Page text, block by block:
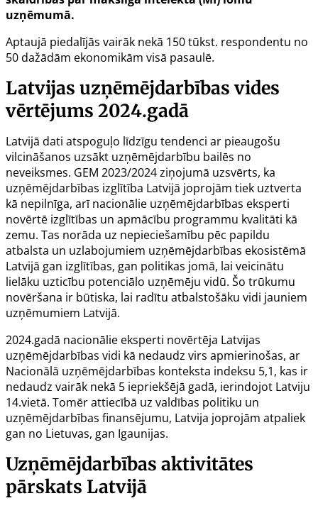
uzņēmumā.
Aptaujā piedalījās vairāk nekā 150 tūkst. respondentu no
50 dažādām ekonomikām visā pasaulē.
Latvijas uzņēmējdarbības vides
vērtējums 2024.gadā
Latvijā dati atspoguļo līdzīgu tendenci ar pieaugošu
vilcināšanos uzsākt uzņēmējdarbību bailēs no
neveiksmes. GEM 2023/2024 ziņojumā uzsvērts, ka
uzņēmējdarbības izglītība Latvijā joprojām tiek uztverta
kā nepilnīga, arī nacionālie uzņēmējdarbības eksperti
novērtē izglītības un apmācību programmu kvalitāti kā
zemu. Tas norāda uz nepieciešamību pēc papildu
atbalsta un uzlabojumiem uzņēmējdarbības ekosistēmā
Latvijā gan izglītības, gan politikas jomā, lai veicinātu
lielāku uzticību potenciālo uzņēmēju vidū. Šo trūkumu
novēršana ir būtiska, lai radītu atbalstošāku vidi jauniem
uzņēmumiem Latvijā.
2024.gadā nacionālie eksperti novērtēja Latvijas
uzņēmējdarbības vidi kā nedaudz virs apmierinošas, ar
Nacionālā uzņēmējdarbības konteksta indeksu 5,1, kas ir
nedaudz vairāk nekā 5 iepriekšējā gadā, ierindojot Latviju
14.vietā. Tomēr attiecībā uz valdības politiku un
uzņēmējdarbības finansējumu, Latvija joprojām atpaliek
gan no Lietuvas, gan Igaunijas.
Uzņēmējdarbības aktivitātes
pārskats Latvijā